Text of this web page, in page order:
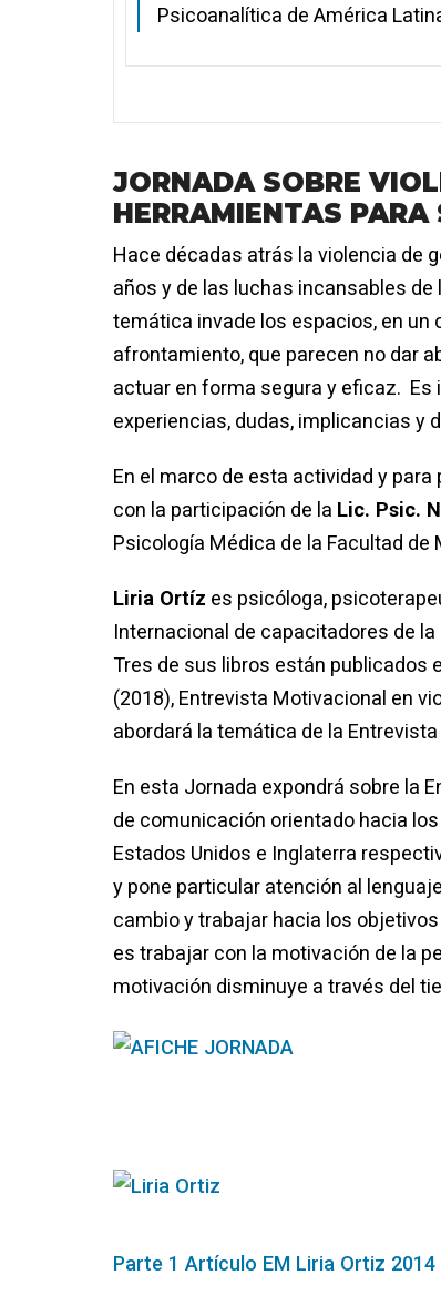
Psicoanalítica de América
JORNADA SOBRE
HERRAMIENTAS PARA
Hace décadas atrás la violencia de
años y de las luchas incansables
temática invade los espacios, en un
afrontamiento, que parecen no dar
actuar en forma segura y eficaz. Es
experiencias, dudas, implicancias y
En el marco de esta actividad y
con la participación de la Lic. Psic.
Psicología Médica de la Facultad de
Liria Ortíz es psicóloga,
Internacional de capacitadores de
Tres de sus libros están publicados
(2018), Entrevista Motivacional en
abordará la temática de la
En esta Jornada expondrá sobre la
de comunicación orientado hacia
Estados Unidos e Inglaterra
y pone particular atención al
cambio y trabajar hacia los
es trabajar con la motivación de la
motivación disminuye a través del
Parte 1 Artículo EM Liria Ortiz 2014